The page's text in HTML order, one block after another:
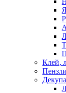
Клей,